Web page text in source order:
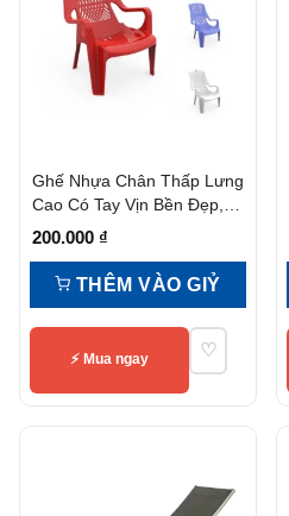
Ghế Nhựa Chân Thấp Lưng
Cao Có Tay Vịn Bền Đẹp,
Tiện Nghi
200.000 ₫
THÊM VÀO GIỶ
⚡ Mua ngay ♡